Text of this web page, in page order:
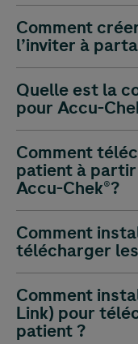
Comment
l’inviter à
Quelle est la
pour Accu-
Comment
patient à
Accu-Chek®?
Comment
télécharger
Comment
Link) pour
patient ?